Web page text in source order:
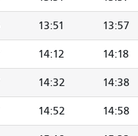
13:51 13:57
14:12 14:18
14:32 14:38
14:52 14:58